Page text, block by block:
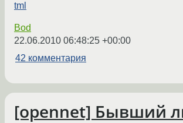
tml
Bod
22.06.2010 06:48:25 +00:00
42 комментария
[opennet] Бывший